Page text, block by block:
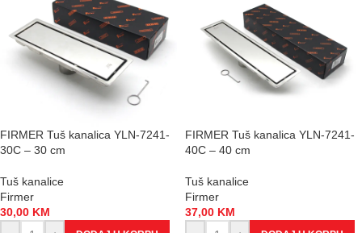
FIRMER Tuš kanalica YLN-7241-
30C – 30 cm
Tuš kanalice
Firmer
30,00 KM
FIRMER Tuš kanalica YLN-7241-
40C – 40 cm
Tuš kanalice
Firmer
37,00 KM